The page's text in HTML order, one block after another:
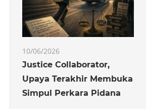
10/06/2026
Justice Collaborator,
Upaya Terakhir Membuka
Simpul Perkara Pidana